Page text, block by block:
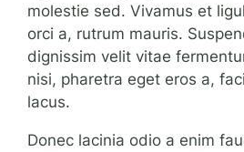
molestie sed. Vivamus et
orci a, rutrum mauris.
dignissim velit vitae
nisi, pharetra eget eros a,
lacus.
Donec lacinia odio a enim